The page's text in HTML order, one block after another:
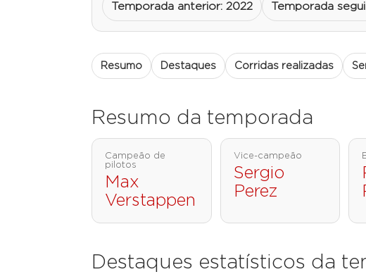
Temporada anterior: 2022 Temporada
Resumo Destaques Corridas realizadas
Resumo da temporada
Campeão de
pilotos
Max
Verstappen
Vice-campeão
Sergio
Perez
Destaques estatísticos da